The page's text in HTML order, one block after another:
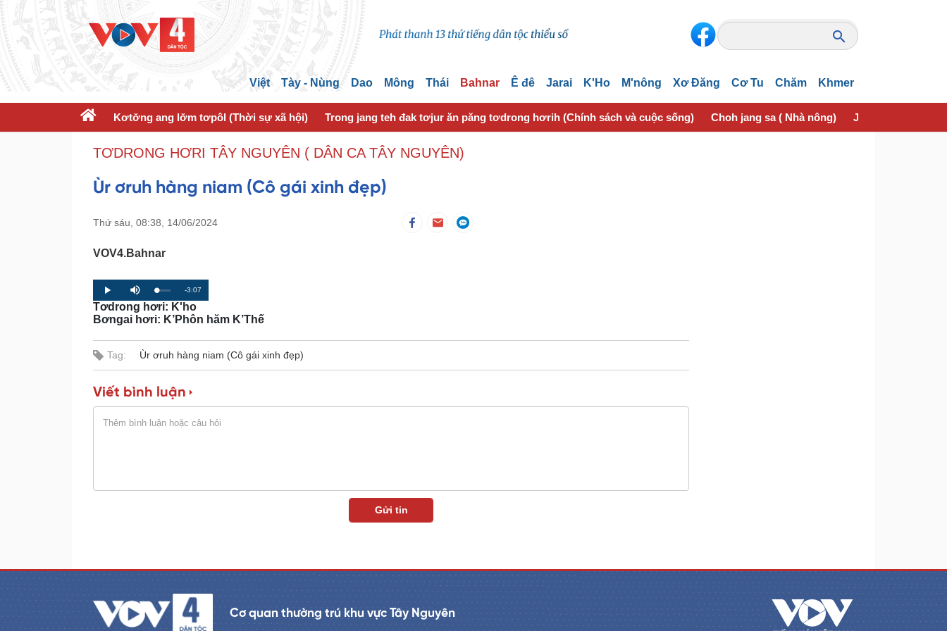
Việt Tày - Nùng Dao Mông Thái Bahnar Ê đê Jarai K'Ho M'nông Xơ Đăng Cơ Tu Chăm Khmer
Kơtơ̆ng ang lơ̆m tơpôl (Thời sự xã hội) Trong jang teh đak tơjur ăn păng tơdrong hơrih (Chính sách và cuộc sống) Choh jang sa ( Nhà nông) Jơhngơ̆m pran
TƠDRONG HƠRI TÂY NGUYÊN ( DÂN CA TÂY NGUYÊN)
Ùr ơruh hàng niam (Cô gái xinh đẹp)
Thứ sáu, 08:38, 14/06/2024
VOV4.Bahnar
P
l
a
M
u
t
e
L
o
a
d
e
0
P
r
o
g
r
s
0
R
e
a
n
-3:07
Tơdrong hơri: K'ho
Bơngai hơri: K’Phôn hăm K’Thế
Tag: Ùr ơruh hàng niam (Cô gái xinh đẹp)
Viết bình luận
Cơ quan thường trú khu vực Tây Nguyên